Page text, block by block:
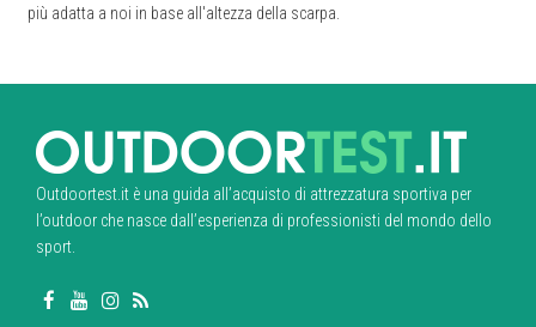
più adatta a noi in base all'altezza della scarpa.
Outdoortest.it è una guida all’acquisto di attrezzatura sportiva per
l’outdoor che nasce dall’esperienza di professionisti del mondo dello
sport.